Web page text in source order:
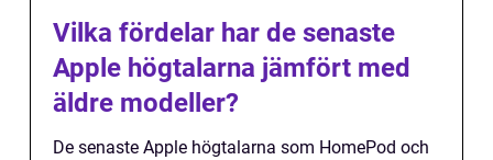
Vilka fördelar har de senaste
Apple högtalarna jämfört med
äldre modeller?
De senaste Apple högtalarna som HomePod och